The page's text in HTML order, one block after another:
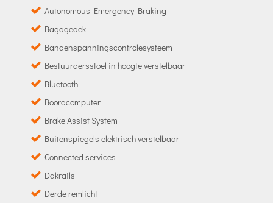
Autonomous Emergency Braking
Bagagedek
Bandenspanningscontrolesysteem
Bestuurdersstoel in hoogte verstelbaar
Bluetooth
Boordcomputer
Brake Assist System
Buitenspiegels elektrisch verstelbaar
Connected services
Dakrails
Derde remlicht